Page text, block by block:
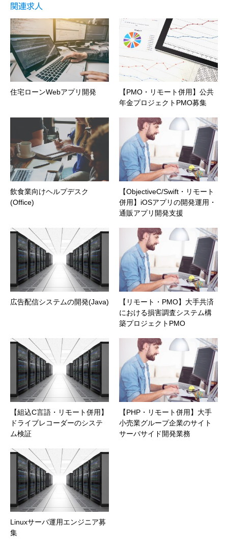
関連求人
住宅ローンWebアプリ開発
【PMO・リモート併用】公共
年金プロジェクトPMO募集
飲食業向けヘルプデスク
(Office)
【ObjectiveC/Swift・リモート
併用】iOSアプリの開発運用・
通販アプリ開発支援
広告配信システムの開発(Java)
【リモート・PMO】大手共済
における損害調査システム構
築プロジェクトPMO
【組込C言語・リモート併用】
ドライブレコーダーのシステ
ム検証
【PHP・リモート併用】大手
小売業グループ企業のサイト
サーバサイド開発業務
Linuxサーバ運用エンジニア募
集